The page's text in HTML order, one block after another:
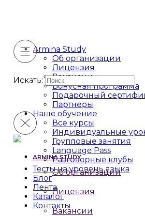
Armina Study
Об организации
Лицензия
Вакансии
Бонусная программа
Подарочный
Партнеры
Наше обучение
Все курсы
Индивидуальные
Групповые занятия
Language Pass
Разговорные клубы
Тесты на уровень языка
Блог
Лента
Каталог
Контакты
Искать:
ARMINA STUDY
Об организации
Лицензия
Вакансии